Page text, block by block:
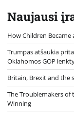
Naujausi
How Children Became
Trumpas atšaukia
Oklahomos GOP
Britain, Brexit and the
The Troublemakers of
Winning